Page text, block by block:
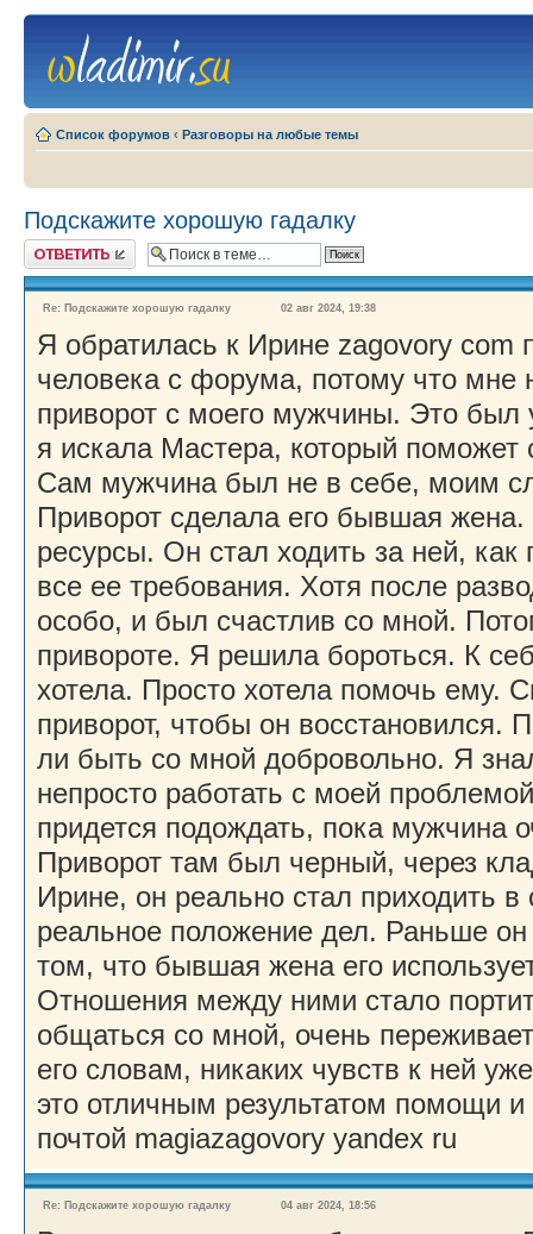
Список форумов ‹ Разговоры на любые темы
Подскажите хорошую гадалку
Ответить
Re: Подскажите хорошую гадалку 02 авг 2024, 19:38
Я обратилась к Ирине zagovory com
человека с форума, потому что мне
приворот с моего мужчины. Это был
я искала Мастера, который поможет
Сам мужчина был не в себе, моим
Приворот сделала его бывшая
ресурсы. Он стал ходить за ней,
все ее требования. Хотя после
особо, и был счастлив со мной.
привороте. Я решила бороться. К
хотела. Просто хотела помочь ему.
приворот, чтобы он восстановился.
ли быть со мной добровольно. Я
непросто работать с моей
придется подождать, пока мужчина
Приворот там был черный, через
Ирине, он реально стал приходить в
реальное положение дел. Раньше
том, что бывшая жена его
Отношения между ними стало
общаться со мной, очень
его словам, никаких чувств к ней
это отличным результатом помощи
почтой magiazagovory yandex ru
Re: Подскажите хорошую гадалку 04 авг 2024, 18:56